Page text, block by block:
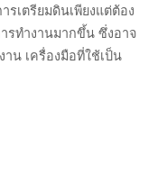
เตรียมดินเพียงแต่ต้อง
รทำงานมากขึ้น ซึ่งอาจ
าน เครื่องมือที่ใช้เป็น